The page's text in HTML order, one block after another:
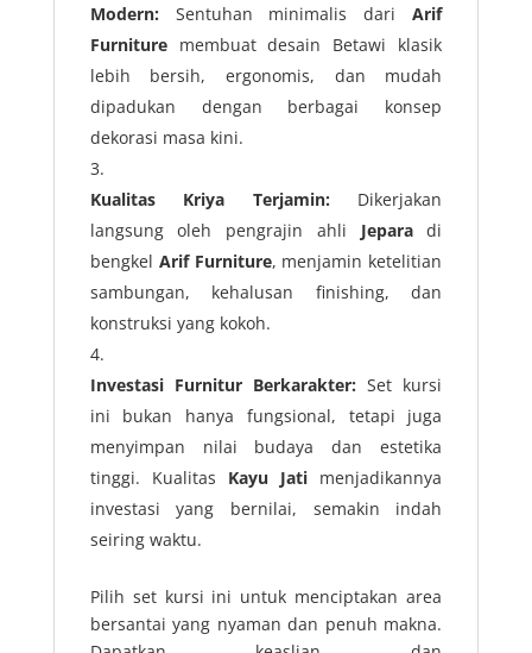
Modern: Sentuhan minimalis dariArif
Furnituremembuat desain Betawi klasik
lebih bersih, ergonomis, dan mudah
dipadukan dengan berbagai konsep
dekorasi masa kini.
Kualitas Kriya Terjamin: Dikerjakan
langsung oleh pengrajin ahli Jeparadi
bengkel Arif Furniture, menjamin ketelitian
sambungan, kehalusan finishing, dan
konstruksi yang kokoh.
Investasi Furnitur Berkarakter: Set kursi
ini bukan hanya fungsional, tetapi juga
menyimpan nilai budaya dan estetika
tinggi. Kualitas Kayu Jati menjadikannya
investasi yang bernilai, semakin indah
seiring waktu.
Pilih set kursi ini untuk menciptakan area
bersantai yang nyaman dan penuh makna.